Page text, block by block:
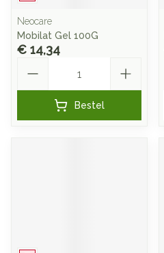
Neocare
Mobilat Gel 100G
€ 14,34
Bestel